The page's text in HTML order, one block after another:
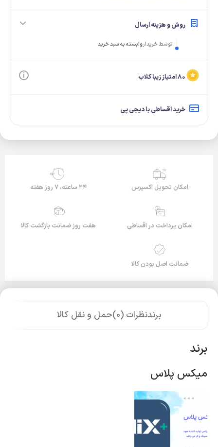
روش و هزینه ارسال
توسط خریداروابسته به سبد خرید
۸۰ امتیاز زیبا کلاب
خرید اقساطی با دیجی پی
امکان تحویل اکسپرس
24/7
۲۴ ساعته، ۷ روز هفته
امکان پرداخت در اقساطی هفت روز ضمانت بازگشت کالا
ضمانت اصل بودن کالا
برندنظرات (0) حمل و نقل کالا
برند
میکس پلاس